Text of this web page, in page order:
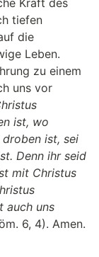
Kraft des
tiefen
die
Leben.
zu einem
uns vor
ist, wo
ist, sei
Denn ihr seid
mit Christus
auch uns
6, 4). Amen.